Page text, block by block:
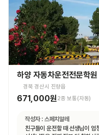
하양 자동차운전전문학원
경북 경산시 진량읍
671,000원2종 보통(자동)
작성자 : 스페치알레
친구들이 운전할 때 선생님이 엄